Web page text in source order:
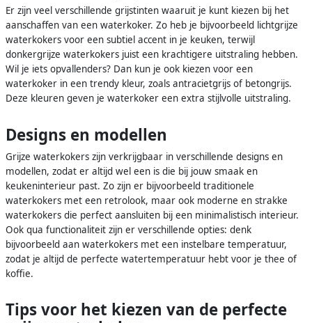
Er zijn veel verschillende grijstinten waaruit je kunt kiezen bij het
aanschaffen van een waterkoker. Zo heb je bijvoorbeeld lichtgrijze
waterkokers voor een subtiel accent in je keuken, terwijl
donkergrijze waterkokers juist een krachtigere uitstraling hebben.
Wil je iets opvallenders? Dan kun je ook kiezen voor een
waterkoker in een trendy kleur, zoals antracietgrijs of betongrijs.
Deze kleuren geven je waterkoker een extra stijlvolle uitstraling.
Designs en modellen
Grijze waterkokers zijn verkrijgbaar in verschillende designs en
modellen, zodat er altijd wel een is die bij jouw smaak en
keukeninterieur past. Zo zijn er bijvoorbeeld traditionele
waterkokers met een retrolook, maar ook moderne en strakke
waterkokers die perfect aansluiten bij een minimalistisch interieur.
Ook qua functionaliteit zijn er verschillende opties: denk
bijvoorbeeld aan waterkokers met een instelbare temperatuur,
zodat je altijd de perfecte watertemperatuur hebt voor je thee of
koffie.
Tips voor het kiezen van de perfecte